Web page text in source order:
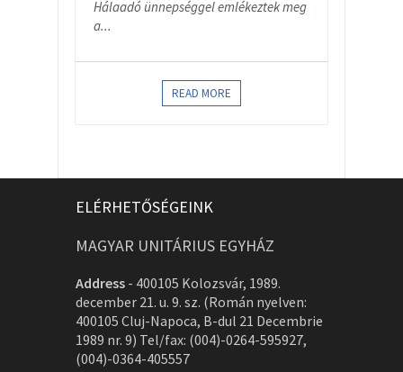
Hálaadó ünnepséggel emlékeztek meg
a...
READ MORE
ELÉRHETŐSÉGEINK
MAGYAR UNITÁRIUS EGYHÁZ
Address - 400105 Kolozsvár, 1989.
december 21. u. 9. sz. (Román nyelven:
400105 Cluj-Napoca, B-dul 21 Decembrie
1989 nr. 9) Tel/fax: (004)-0264-595927,
(004)-0364-405557